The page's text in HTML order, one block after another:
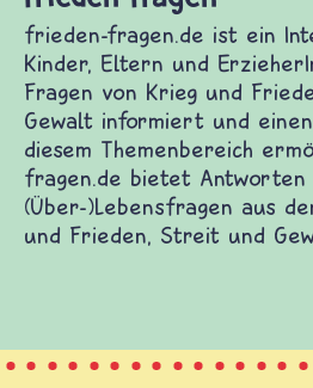
frieden-fragen.de ist ein
Kinder, Eltern und
Fragen von Krieg und
Gewalt informiert und
diesem Themenbereich
fragen.de bietet Antworten
(Über-)Lebensfragen aus
und Frieden, Streit und